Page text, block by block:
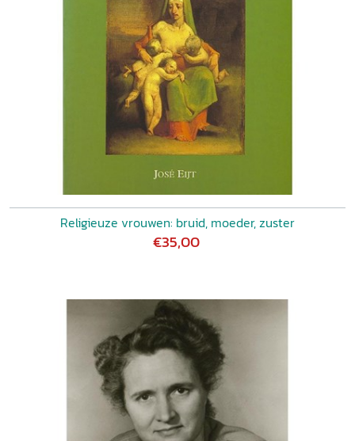
Religieuze vrouwen: bruid, moeder, zuster
€35,00